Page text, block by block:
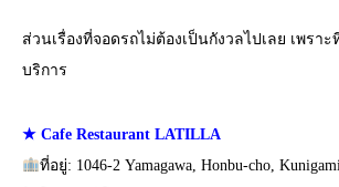
ส่วนเรื่องที่จอดรถไม่ต้องเป็นกังวลไปเลย เพรา
บริการ
★ Cafe Restaurant LATILLA
ที่อยู่: 1046-2 Yamagawa, Honbu-cho,